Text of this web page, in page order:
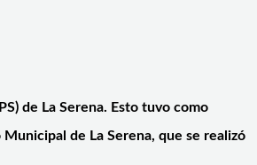
de La Serena. Esto tuvo como
de La Serena, que se realizó